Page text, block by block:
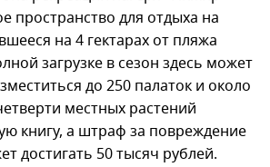
пространство для отдыха на
на 4 гектарах от пляжа
загрузке в сезон здесь может
до 250 палаток и около
местных растений
книгу, а штраф за повреждение
достигать 50 тысяч рублей.